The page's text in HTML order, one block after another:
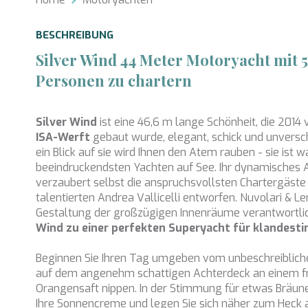
BESCHREIBUNG
Silver Wind 44 Meter Motoryacht mit
Personen zu chartern
Silver Wind ist eine 46,6 m lange Schönheit, die 2014
ISA-Werft gebaut wurde, elegant, schick und
ein Blick auf sie wird Ihnen den Atem rauben - sie ist
beeindruckendsten Yachten auf See. Ihr dynamisches
verzaubert selbst die anspruchsvollsten
talentierten Andrea Vallicelli entworfen. Nuvolari &
Gestaltung der großzügigen Innenräume
Wind zu einer perfekten Superyacht für
Beginnen Sie Ihren Tag umgeben vom
auf dem angenehm schattigen Achterdeck an einem
Orangensaft nippen. In der Stimmung für etwas
Ihre Sonnencreme und legen Sie sich näher zum
Diese
seiner
auf der